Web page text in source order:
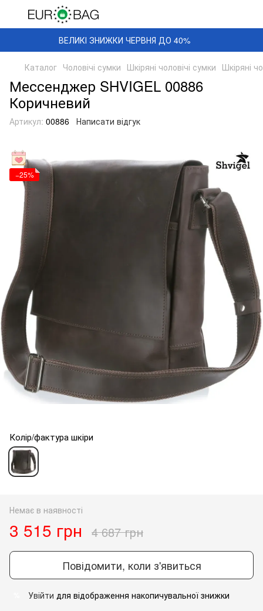
ВЕЛИКІ ЗНИЖКИ ЧЕРВНЯ ДО 40%
Каталог Чоловічі сумки Шкіряні чоловічі сумки Шкіряні
Мессенджер SHVIGEL 00886
Коричневий
Артикул: 00886 Написати відгук
−25%
Колір/фактура шкіри
Немає в наявності
3 515 грн 4 687 грн
Повідомити, коли з'явиться
Увійти для відображення накопичувальної знижки